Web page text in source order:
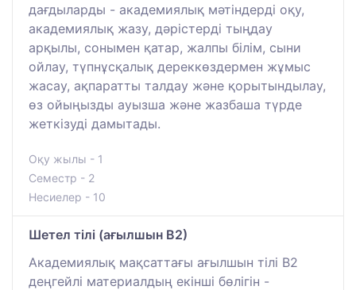
дағдыларды - академиялық мәтіндерді оқу,
академиялық жазу, дәрістерді тыңдау
арқылы, сонымен қатар, жалпы білім, сыни
ойлау, түпнұсқалық дереккөздермен жұмыс
жасау, ақпаратты талдау және қорытындылау,
өз ойыңызды ауызша және жазбаша түрде
жеткізуді дамытады.
Оқу жылы - 1
Семестр - 2
Несиелер - 10
Шетел тілі (ағылшын В2)
Академиялық мақсаттағы ағылшын тілі B2
деңгейлі материалдың екінші бөлігін -